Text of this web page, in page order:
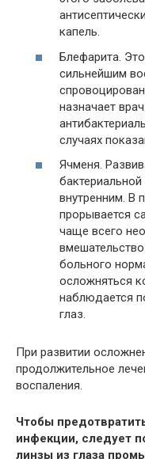
капель.
Блефарита.
сильнейшим
назначает
случаях
Ячменя.
внутренним. В
прорывается
чаще всего
больного
осложняться
наблюдается
глаз.
При развитии
продолжительное
воспаления.
Чтобы
инфекции, следует
линзы из глаза